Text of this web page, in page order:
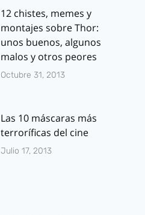
12 chistes, memes y
montajes sobre Thor:
unos buenos, algunos
malos y otros peores
Octubre 31, 2013
Las 10 máscaras más
terroríficas del cine
Julio 17, 2013